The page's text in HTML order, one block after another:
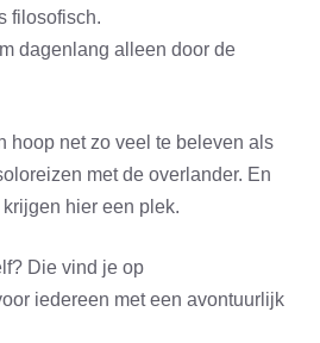
filosofisch.
dagenlang alleen door de
hoop net zo veel te beleven als
met de overlander. En
hier een plek.
Die vind je op
iedereen met een avontuurlijk